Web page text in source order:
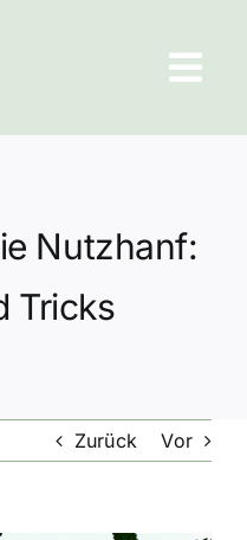
Nutzhanf:
Tricks
Zurück Vor